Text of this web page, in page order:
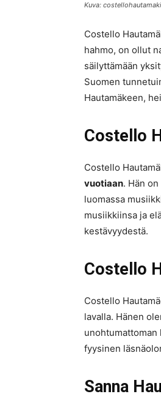
Kuva:
Costello
hahmo, on ollut
säilyttämään
Suomen
Hautamäkeen,
Costello
Costello
vuotiaan. Hän
luomassa
musiikkiinsa ja
kestävyydestä.
Costello
Costello
lavalla. Hänen
unohtumattoman
fyysinen
Sanna